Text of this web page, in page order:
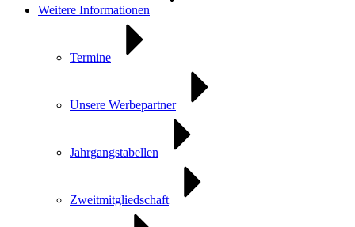
Weitere Informationen
Termine
Unsere Werbepartner
Jahrgangstabellen
Zweitmitgliedschaft